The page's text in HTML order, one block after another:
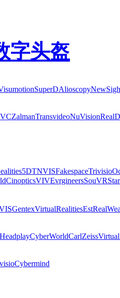
字头盔
SuperDAlioscopy
ZalmanTransvideoNuVisionRealD
5DTNVISFakespaceTrivisio
CinopticsVIVEvrgineersSouVR
GentexVirtualRealitiesEst
HeadplayCyberWorldCarlZeiss
Cybermind